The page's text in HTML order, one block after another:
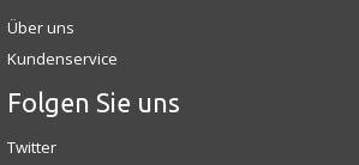
Über uns
Kundenservice
Folgen Sie uns
Twitter